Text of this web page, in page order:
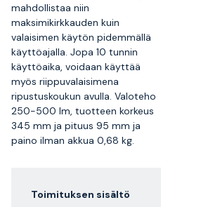
mahdollistaa niin
maksimikirkkauden kuin
valaisimen käytön pidemmällä
käyttöajalla. Jopa 10 tunnin
käyttöaika, voidaan käyttää
myös riippuvalaisimena
ripustuskoukun avulla. Valoteho
250-500 lm, tuotteen korkeus
345 mm ja pituus 95 mm ja
paino ilman akkua 0,68 kg.
Toimituksen sisältö